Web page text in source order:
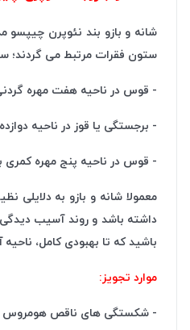
ستون فقرات مرتبط می
- قوس در ناحیه هفت مهره
- برجستگی یا قوز در ناحیه
- قوس در ناحیه پنج مهره کمری
معمولا شانه و بازو به
داشته باشد و روند آسیب
باشید که تا بهبودی کامل،
موارد تجویز:
- شکستگی های ناقص هومروس